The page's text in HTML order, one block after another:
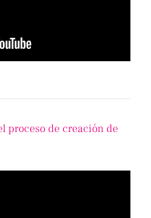
proceso de creación de